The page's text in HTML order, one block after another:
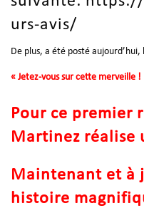
urs-avis/
De plus, a été posté
« Jetez-vous sur cette merveille !
Pour ce premier
Martinez réalise
Maintenant et à
histoire